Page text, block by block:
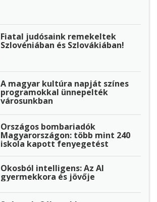
Fiatal judósaink remekeltek
Szlovéniában és Szlovákiában!
A magyar kultúra napját színes
programokkal ünnepelték
városunkban
Országos bombariadók
Magyarországon: több mint 240
iskola kapott fenyegetést
Okosból intelligens: Az AI
gyermekkora és jövője